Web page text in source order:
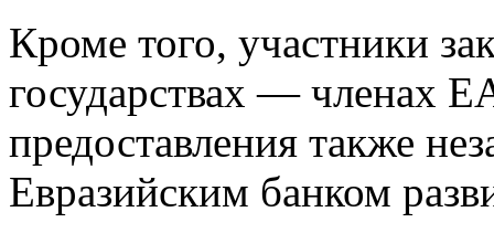
Кроме того, участники
государствах — членах
предоставления также
Евразийским банком